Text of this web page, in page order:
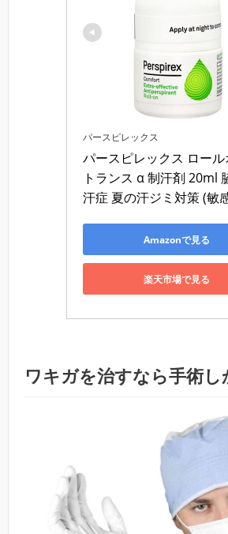
パースピレックス
パースピレックス ロー
トランス α 制汗剤 20ml
汗症 夏の汗ジミ対策 (敏
Amazonで見る
楽天市場で見る
ワキガを治すなら手術し